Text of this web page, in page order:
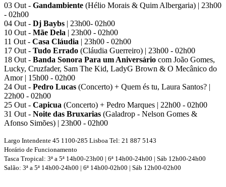
03 Out - Gandambiente (Hélio Morais & Quim Albergaria) | 23h00
- 02h00
04 Out - Dj Baybs | 23h00- 02h00
10 Out - Mãe Dela | 23h00 - 02h00
11 Out - Casa Cláudia | 23h00 - 02h00
17 Out - Tudo Errado (Cláudia Guerreiro) | 23h00 - 02h00
18 Out - Banda Sonora Para um Aniversário com João Gomes,
Lucky, Cruzfader, Sam The Kid, LadyG Brown & O Mecânico do
Amor | 15h00 - 02h00
24 Out - Pedro Lucas (Concerto) + Quem és tu, Laura Santos? |
22h00 - 02h00
25 Out - Capicua (Concerto) + Pedro Marques | 22h00 - 02h00
31 Out - Noite das Bruxarias (Galadrop - Nelson Gomes &
Afonso Simões) | 23h00 - 02h00
Largo Intendente 45 1100-285 Lisboa Tel: 21 887 5143
Horário de Funcionamento
Tasca Tropical: 3ª a 5ª 14h00-23h00 | 6ª 14h00-24h00 | Sáb 12h00-24h00
Salão: 3ª a 5ª 14h00-24h00 | 6ª 14h00-02h00 | Sáb 12h00-02h00